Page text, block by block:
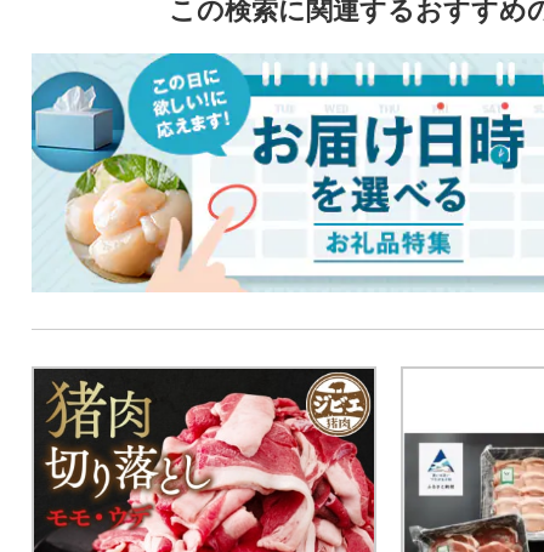
この検索に関連するおすすめ